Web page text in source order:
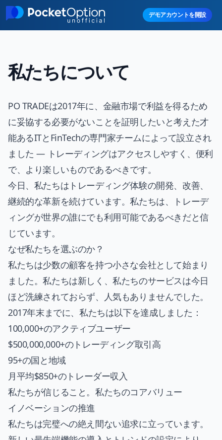
Skip to main content
デモアカウントを開設
私たちについて
PO TRADEは2017年に、金融市場で利益を得るため
に妥協する必要がないことを証明したいと考えた才
能あるITとFinTechの専門家チームによって設立され
ました — トレーディングはアクセスしやすく、便利
で、より楽しいものであるべきです。
今日、私たちはトレーディング体験の開発、改善、
継続的な革新を続けています。私たちは、トレーデ
ィングが世界の誰にでも利用可能であるべきだと信
じています。
なぜ私たちを選ぶのか？
私たちは少数の顧客を持つ小さな会社として始まり
ました。私たちは新しく、私たちのサービスは今日
ほど洗練されておらず、人気もありませんでした。
2017年末までに、私たちは以下を達成しました：
100,000+のアクティブユーザー
$500,000,000+のトレーディング取引高
95+の国と地域
月平均$850+のトレーダー収入
私たちが信じること。私たちのコアバリュー
イノベーションの推進
私たちは完璧への絶え間ない追求に立っています。